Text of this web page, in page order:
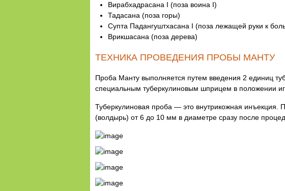
Вирабхадрасана I (поза воина I)
Тадасана (поза горы)
Супта Падангуштхасана I (поза лежащей руки к
Врикшасана (поза дерева)
ТЕХНИКА ПРОВЕДЕНИЯ ПРОБЫ МАНТУ
Проба Манту выполняется путем введения 2 единиц
специальным туберкулиновым шприцем в положении
Туберкулиновая проба — это внутрикожная инъекция.
(волдырь) от 6 до 10 мм в диаметре сразу после